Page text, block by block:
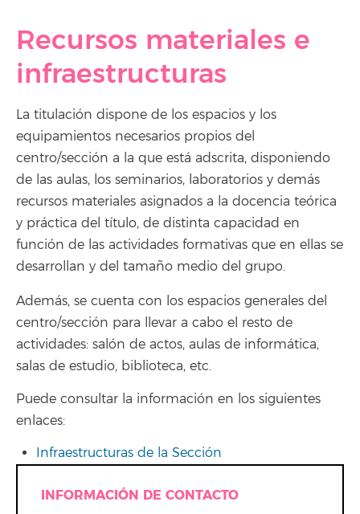
Recursos materiales e
infraestructuras
La titulación dispone de los espacios y los
equipamientos necesarios propios del
centro/sección a la que está adscrita, disponiendo
de las aulas, los seminarios, laboratorios y demás
recursos materiales asignados a la docencia teórica
y práctica del título, de distinta capacidad en
función de las actividades formativas que en ellas se
desarrollan y del tamaño medio del grupo.
Además, se cuenta con los espacios generales del
centro/sección para llevar a cabo el resto de
actividades: salón de actos, aulas de informática,
salas de estudio, biblioteca, etc.
Puede consultar la información en los siguientes
enlaces:
Infraestructuras de la Sección
INFORMACIÓN DE CONTACTO